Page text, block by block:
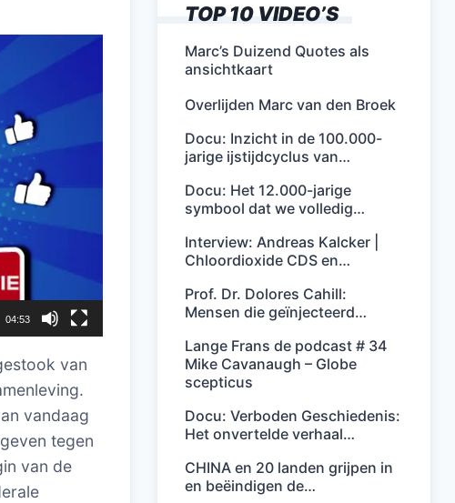
04:53
van
vandaag
tegen
van de
TOP 10 VIDEO’S
Marc’s Duizend Quotes als
ansichtkaart
Overlijden Marc van den Broek
Docu: Inzicht in de 100.000-
jarige ijstijdcyclus van…
Docu: Het 12.000-jarige
symbool dat we volledig…
Interview: Andreas Kalcker |
Chloordioxide CDS en…
Prof. Dr. Dolores Cahill:
Mensen die geïnjecteerd…
Lange Frans de podcast # 34
Mike Cavanaugh – Globe
scepticus
Docu: Verboden Geschiedenis:
Het onvertelde verhaal…
CHINA en 20 landen grijpen in
en beëindigen de…